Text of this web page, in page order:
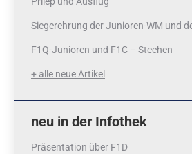
Siegerehrung der Junioren-WM und
F1Q-Junioren und F1C – Stechen
+ alle neue Artikel
neu in der Infothek
Präsentation über F1D